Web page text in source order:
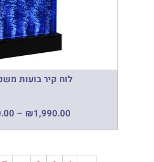
לוח קיר בועות
₪1,990.00
–